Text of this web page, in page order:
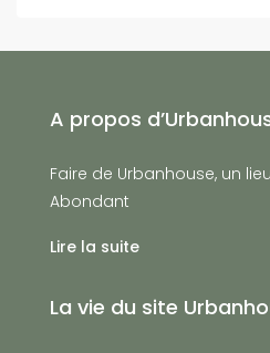
A propos
Faire de Urbanhouse, un
Abondant
Lire la suite
La vie du site